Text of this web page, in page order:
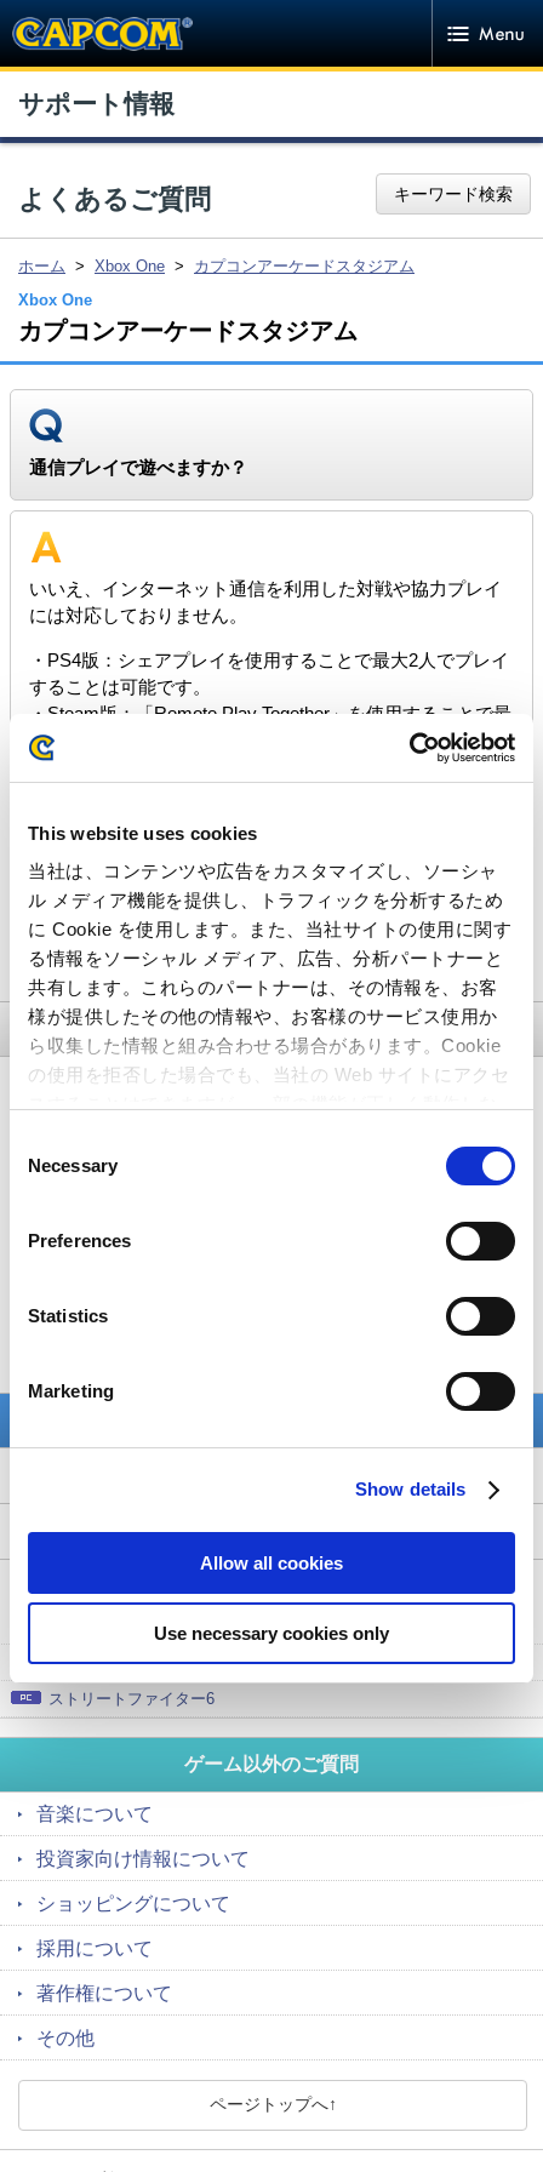
This website uses cookies
当社は、コンテンツや広告をカスタマイズし、ソーシャ
ル メディア機能を提供し、トラフィックを分析するため
に Cookie を使用します。また、当社サイトの使用に関す
る情報をソーシャル メディア、広告、分析パートナーと
共有します。これらのパートナーは、その情報を、お客
様が提供したその他の情報や、お客様のサービス使用か
ら収集した情報と組み合わせる場合があります。Cookie
の使用を拒否した場合でも、当社の Web サイトにアクセ
Selection
Necessary
Preferences
Statistics
Marketing
Show details
Allow all cookies
Use necessary cookies only
Investor Relations
サポート情報
よくあるご質問 キーワード検索
ホーム > Xbox One > カプコンアーケードスタジアム
Xbox One
カプコンアーケードスタジアム
通信プレイで遊べますか？
いいえ、インターネット通信を利用した対戦や協力プレイ
には対応しておりません。
・PS4版：シェアプレイを使用することで最大2人でプレイ
することは可能です。
・Steam版：「Remote Play Together」を使用することで最
大4人でプレイすることは可能です。
ゲームに関するご質問は、下記よりお受付しております。
Nintendo Switch
ニンテンドー3DS
Xbox Series X
Xbox One
PCゲーム
ゲームアプリ（iOS/Android）
iPhone / iPod touch / iPad
Android
アミューズメントゲーム
その他のゲーム
PlayStation 2
PS Vita
PSP
モンスターハンターワイルズ
モンスターハンターワイルズ
ストリートファイター6
音楽について
投資家向け情報について
ショッピングについて
採用について
著作権について
その他
ページトップへ↑